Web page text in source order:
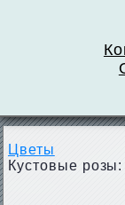
Цветы
Кустовые